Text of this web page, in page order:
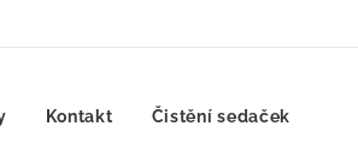
Kontakt Čistění sedaček